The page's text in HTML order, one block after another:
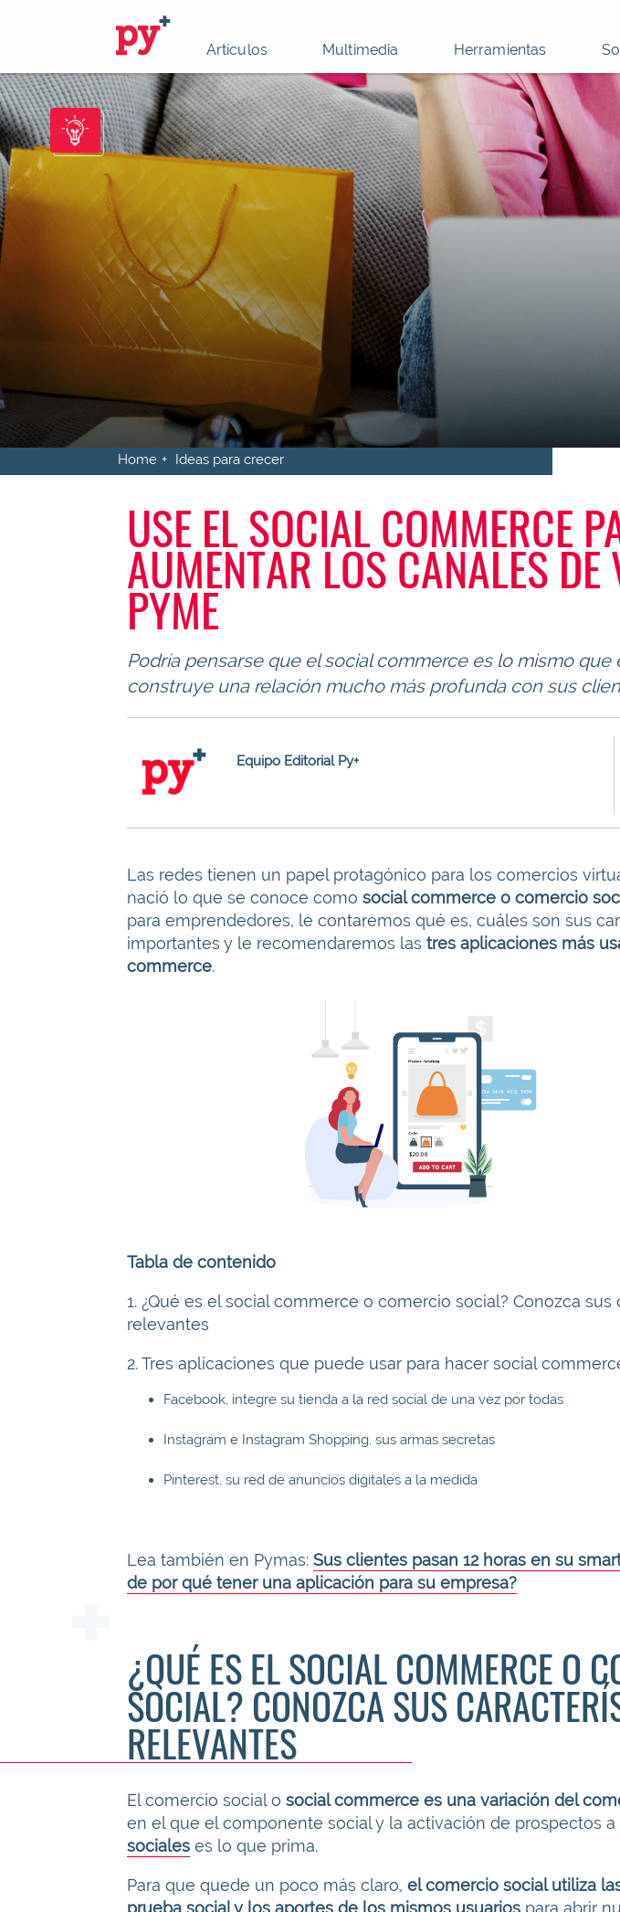
Artículos Multimedia Herramientas
Home Ideas para crecer
USE EL SOCIAL COMMERCE
AUMENTAR LOS CANALES DE
PYME
Podría pensarse que el social commerce es lo mismo
construye una relación mucho más profunda con sus
Equipo Editorial Py+
Las redes tienen un papel protagónico para los comercios
nació lo que se conoce como social commerce o comercio
para emprendedores, le contaremos qué es, cuáles son sus
importantes y le recomendaremos las tres aplicaciones más
commerce.
Tabla de contenido
1. ¿Qué es el social commerce o comercio social? Conozca sus
relevantes
2. Tres aplicaciones que puede usar para hacer social
Facebook, integre su tienda a la red social de una vez por todas
Instagram e Instagram Shopping, sus armas secretas
Pinterest, su red de anuncios digitales a la medida
Lea también en Pymas: Sus clientes pasan 12 horas en su
de por qué tener una aplicación para su empresa?
¿QUÉ ES EL SOCIAL COMMERCE O
SOCIAL? CONOZCA SUS
RELEVANTES
El comercio social o social commerce es una variación del
en el que el componente social y la activación de prospectos a
socialeses lo que prima.
Para que quede un poco más claro, el comercio social utiliza
prueba social y los aportes de los mismos usuariospara abrir